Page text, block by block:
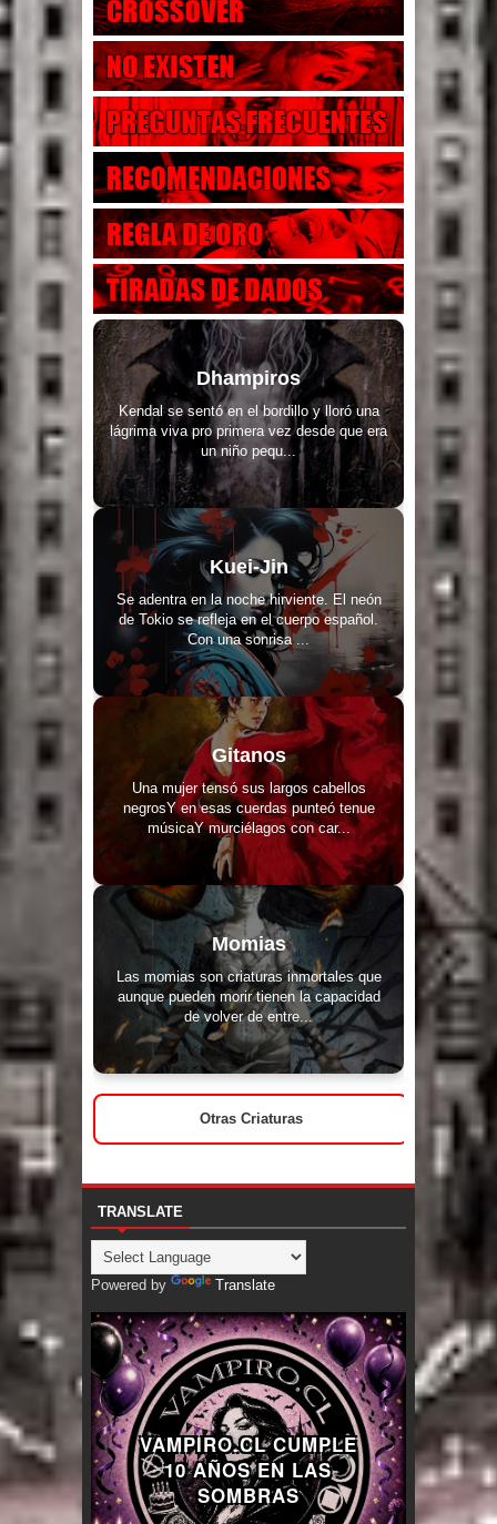
Dhampiros
Kendal se sentó en el bordillo y lloró una
lágrima viva pro primera vez desde que era
un niño pequ...
Kuei-Jin
Se adentra en la noche hirviente. El neón
de Tokio se refleja en el cuerpo español.
Con una sonrisa ...
Gitanos
Una mujer tensó sus largos cabellos
negrosY en esas cuerdas punteó tenue
músicaY murciélagos con car...
Momias
Las momias son criaturas inmortales que
aunque pueden morir tienen la capacidad
de volver de entre...
Otras Criaturas
TRANSLATE
Powered by Translate
VAMPIRO.CL CUMPLE
10 AÑOS EN LAS
SOMBRAS